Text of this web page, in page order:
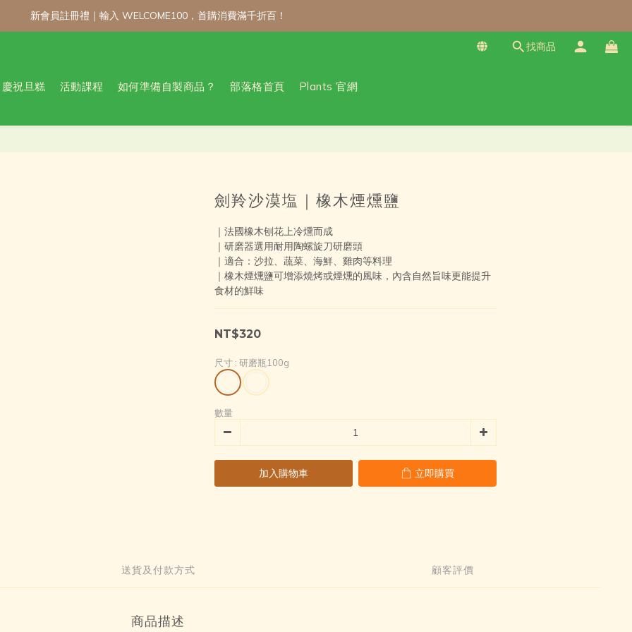
新會員註冊禮｜輸入 WELCOME100，首購消費滿千折百！
新會員註冊禮｜輸入 WELCOME100，首購消費滿千折百！
不限金額享 9 折優惠！！把握會員日官網下單：自製無麩麵包、餅乾甜點、冷凍料理包通通享優惠！
找商品
慶祝旦糕 活動課程 如何準備自製商品？ 部落格首頁 Plants 官網
劍羚沙漠塩｜橡木煙燻鹽
｜法國橡木刨花上冷燻而成
｜研磨器選用耐用陶螺旋刀研磨頭
｜適合：沙拉、蔬菜、海鮮、雞肉等料理
｜橡木煙燻鹽可增添燒烤或煙燻的風味，內含自然旨味更能提升
食材的鮮味
NT$320
尺寸 : 研磨瓶100g
數量
加入購物車 立即購買
送貨及付款方式 顧客評價
商品描述